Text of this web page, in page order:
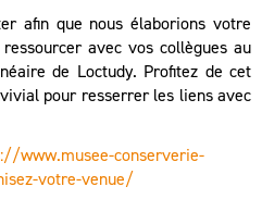
afin que nous élaborions votre
avec vos collègues au
de Loctudy. Profitez de cet
pour resserrer les liens avec
www.musee-conserverie-
votre-venue/